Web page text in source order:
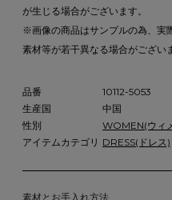
が生じる場合がございます。
※画像の商品はサンプルの為、実
素材等が若干異なる場合がござい
品番
10112-5053
生産国
中国
性別
WOMEN(ウィ
アイテムカテゴリ DRESS(ドレス)
素材とお手入れ方法